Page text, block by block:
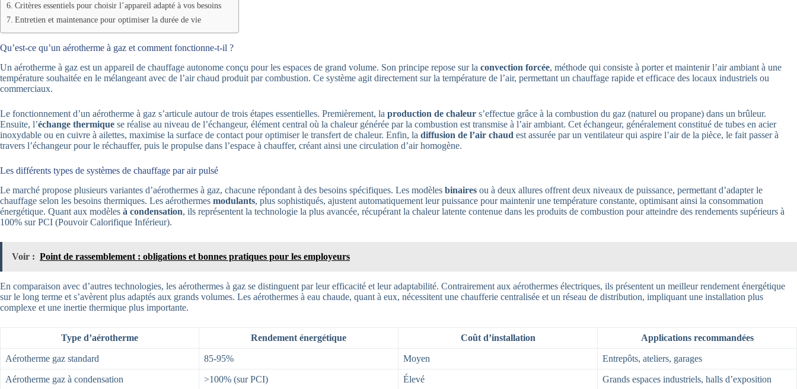
Critères essentiels pour choisir l’appareil adapté à vos besoins
Entretien et maintenance pour optimiser la durée de vie
Qu’est-ce qu’un aérotherme à gaz et comment fonctionne-t-il ?
Un aérotherme à gaz est un appareil de chauffage autonome conçu pour les espaces de grand volume. Son principe repose sur la convection forcée, méthode qui consiste à porter et maintenir l’air ambiant à une
température souhaitée en le mélangeant avec de l’air chaud produit par combustion. Ce système agit directement sur la température de l’air, permettant un chauffage rapide et efficace des locaux industriels ou
commerciaux.
Le fonctionnement d’un aérotherme à gaz s’articule autour de trois étapes essentielles. Premièrement, la production de chaleur s’effectue grâce à la combustion du gaz (naturel ou propane) dans un brûleur.
Ensuite, l’échange thermique se réalise au niveau de l’échangeur, élément central où la chaleur générée par la combustion est transmise à l’air ambiant. Cet échangeur, généralement constitué de tubes en acier
inoxydable ou en cuivre à ailettes, maximise la surface de contact pour optimiser le transfert de chaleur. Enfin, la diffusion de l’air chaud est assurée par un ventilateur qui aspire l’air de la pièce, le fait passer à
travers l’échangeur pour le réchauffer, puis le propulse dans l’espace à chauffer, créant ainsi une circulation d’air homogène.
Les différents types de systèmes de chauffage par air pulsé
Le marché propose plusieurs variantes d’aérothermes à gaz, chacune répondant à des besoins spécifiques. Les modèles binaires ou à deux allures offrent deux niveaux de puissance, permettant d’adapter le
chauffage selon les besoins thermiques. Les aérothermes modulants, plus sophistiqués, ajustent automatiquement leur puissance pour maintenir une température constante, optimisant ainsi la consommation
énergétique. Quant aux modèles à condensation, ils représentent la technologie la plus avancée, récupérant la chaleur latente contenue dans les produits de combustion pour atteindre des rendements supérieurs à
100% sur PCI (Pouvoir Calorifique Inférieur).
Voir : Point de rassemblement : obligations et bonnes pratiques pour les employeurs
En comparaison avec d’autres technologies, les aérothermes à gaz se distinguent par leur efficacité et leur adaptabilité. Contrairement aux aérothermes électriques, ils présentent un meilleur rendement énergétique
sur le long terme et s’avèrent plus adaptés aux grands volumes. Les aérothermes à eau chaude, quant à eux, nécessitent une chaufferie centralisée et un réseau de distribution, impliquant une installation plus
complexe et une inertie thermique plus importante.
Type d’aérotherme Rendement énergétique Coût d’installation Applications recommandées
Aérotherme gaz standard 85-95% Moyen Entrepôts, ateliers, garages
Aérotherme gaz à condensation >100% (sur PCI) Élevé Grands espaces industriels, halls d’exposition